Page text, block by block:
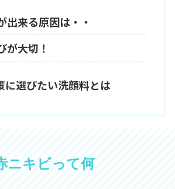
出来る原因は・・
が大切！
に選びたい洗顔料とは
ニキビって何